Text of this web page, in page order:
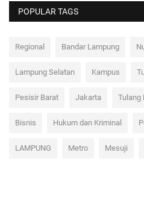
POPULAR TAGS
Regional Bandar Lampung
Lampung Selatan Kampus
Pesisir Barat Jakarta Tulang
Bisnis Hukum dan Kriminal
LAMPUNG Metro Mesuji